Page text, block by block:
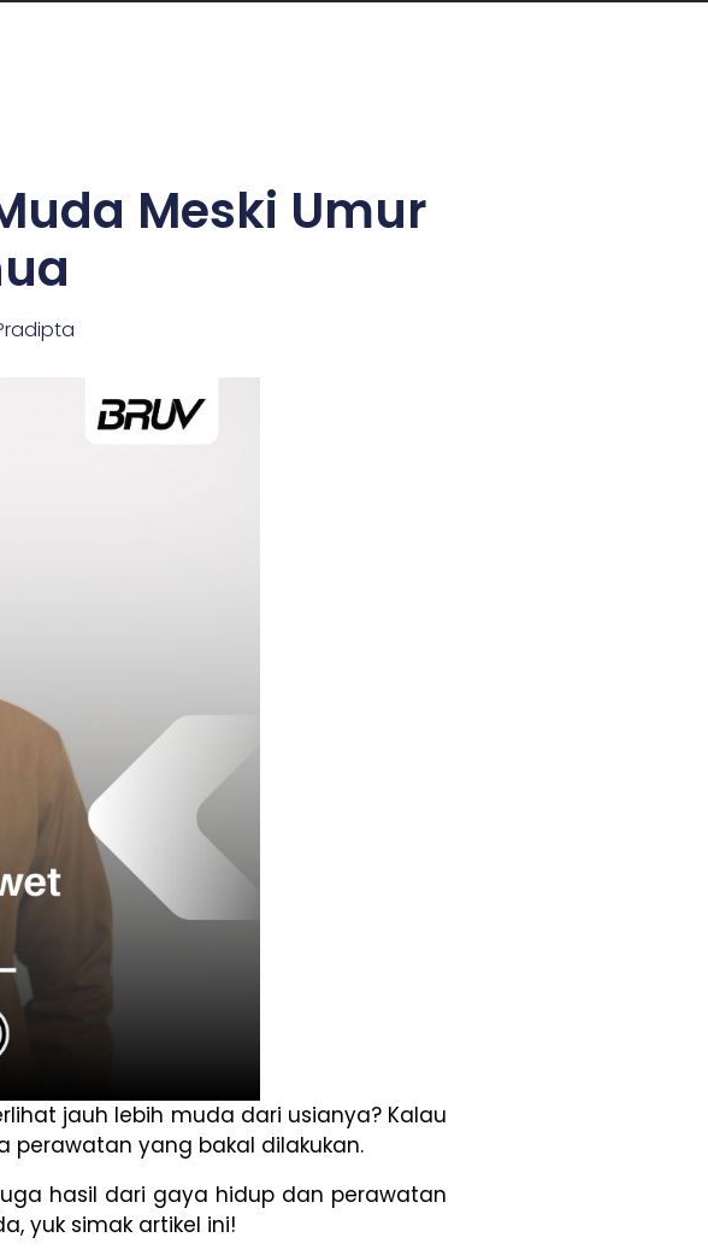
Meski Umur
jauh lebih muda dari usianya? Kalau
perawatan yang bakal dilakukan.
hasil dari gaya hidup dan perawatan
yuk simak artikel ini!